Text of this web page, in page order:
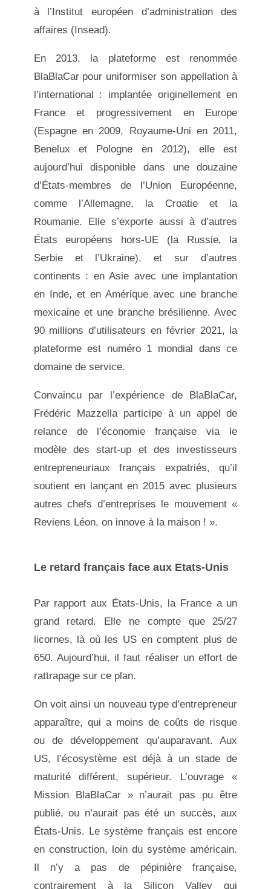
à l’Institut européen d’administration des
affaires (Insead).
En 2013, la plateforme est renommée
BlaBlaCar pour uniformiser son appellation à
l’international : implantée originellement en
France et progressivement en Europe
(Espagne en 2009, Royaume-Uni en 2011,
Benelux et Pologne en 2012), elle est
aujourd’hui disponible dans une douzaine
d’États-membres de l’Union Européenne,
comme l’Allemagne, la Croatie et la
Roumanie. Elle s’exporte aussi à d’autres
États européens hors-UE (la Russie, la
Serbie et l’Ukraine), et sur d’autres
continents : en Asie avec une implantation
en Inde, et en Amérique avec une branche
mexicaine et une branche brésilienne. Avec
90 millions d’utilisateurs en février 2021, la
plateforme est numéro 1 mondial dans ce
domaine de service.
Convaincu par l’expérience de BlaBlaCar,
Frédéric Mazzella participe à un appel de
relance de l’économie française via le
modèle des start-up et des investisseurs
entrepreneuriaux français expatriés, qu’il
soutient en lançant en 2015 avec plusieurs
autres chefs d’entreprises le mouvement «
Reviens Léon, on innove à la maison ! ».
Le retard français face aux Etats-Unis
Par rapport aux États-Unis, la France a un
grand retard. Elle ne compte que 25/27
licornes, là où les US en comptent plus de
650. Aujourd’hui, il faut réaliser un effort de
rattrapage sur ce plan.
On voit ainsi un nouveau type d’entrepreneur
apparaître, qui a moins de coûts de risque
ou de développement qu’auparavant. Aux
US, l’écosystème est déjà à un stade de
maturité différent, supérieur. L’ouvrage «
Mission BlaBlaCar » n’aurait pas pu être
publié, ou n’aurait pas été un succès, aux
États-Unis. Le système français est encore
en construction, loin du système américain.
Il n’y a pas de pépinière française,
contrairement à la Silicon Valley qui